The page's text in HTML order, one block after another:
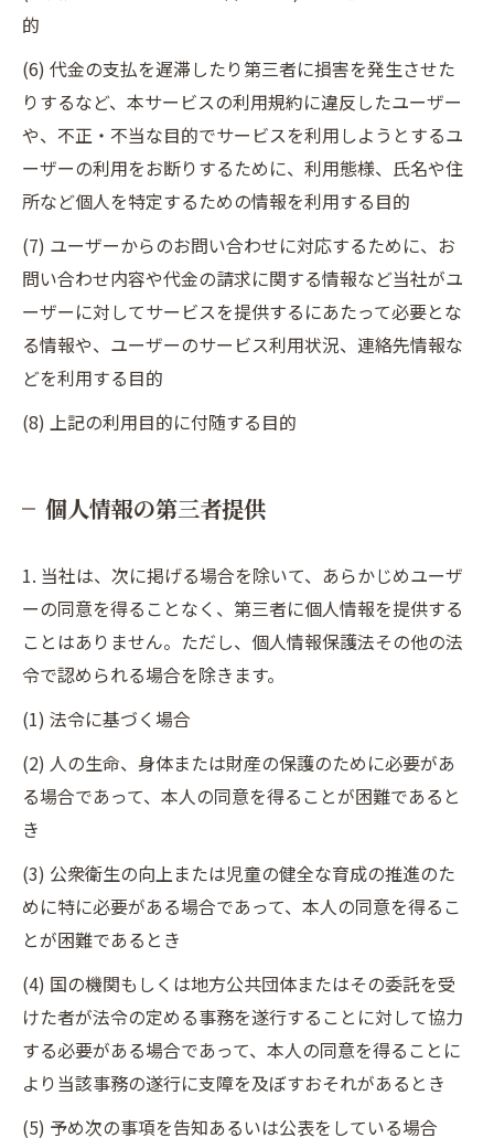
的
(6) 代金の支払を遅滞したり第三者に損害を発生させた
りするなど、本サービスの利用規約に違反したユーザー
や、不正・不当な目的でサービスを利用しようとするユ
ーザーの利用をお断りするために、利用態様、氏名や住
所など個人を特定するための情報を利用する目的
(7) ユーザーからのお問い合わせに対応するために、お
問い合わせ内容や代金の請求に関する情報など当社がユ
ーザーに対してサービスを提供するにあたって必要とな
る情報や、ユーザーのサービス利用状況、連絡先情報な
どを利用する目的
(8) 上記の利用目的に付随する目的
個人情報の第三者提供
1. 当社は、次に掲げる場合を除いて、あらかじめユーザ
ーの同意を得ることなく、第三者に個人情報を提供する
ことはありません。ただし、個人情報保護法その他の法
令で認められる場合を除きます。
(1) 法令に基づく場合
(2) 人の生命、身体または財産の保護のために必要があ
る場合であって、本人の同意を得ることが困難であると
き
(3) 公衆衛生の向上または児童の健全な育成の推進のた
めに特に必要がある場合であって、本人の同意を得るこ
とが困難であるとき
(4) 国の機関もしくは地方公共団体またはその委託を受
けた者が法令の定める事務を遂行することに対して協力
する必要がある場合であって、本人の同意を得ることに
より当該事務の遂行に支障を及ぼすおそれがあるとき
(5) 予め次の事項を告知あるいは公表をしている場合